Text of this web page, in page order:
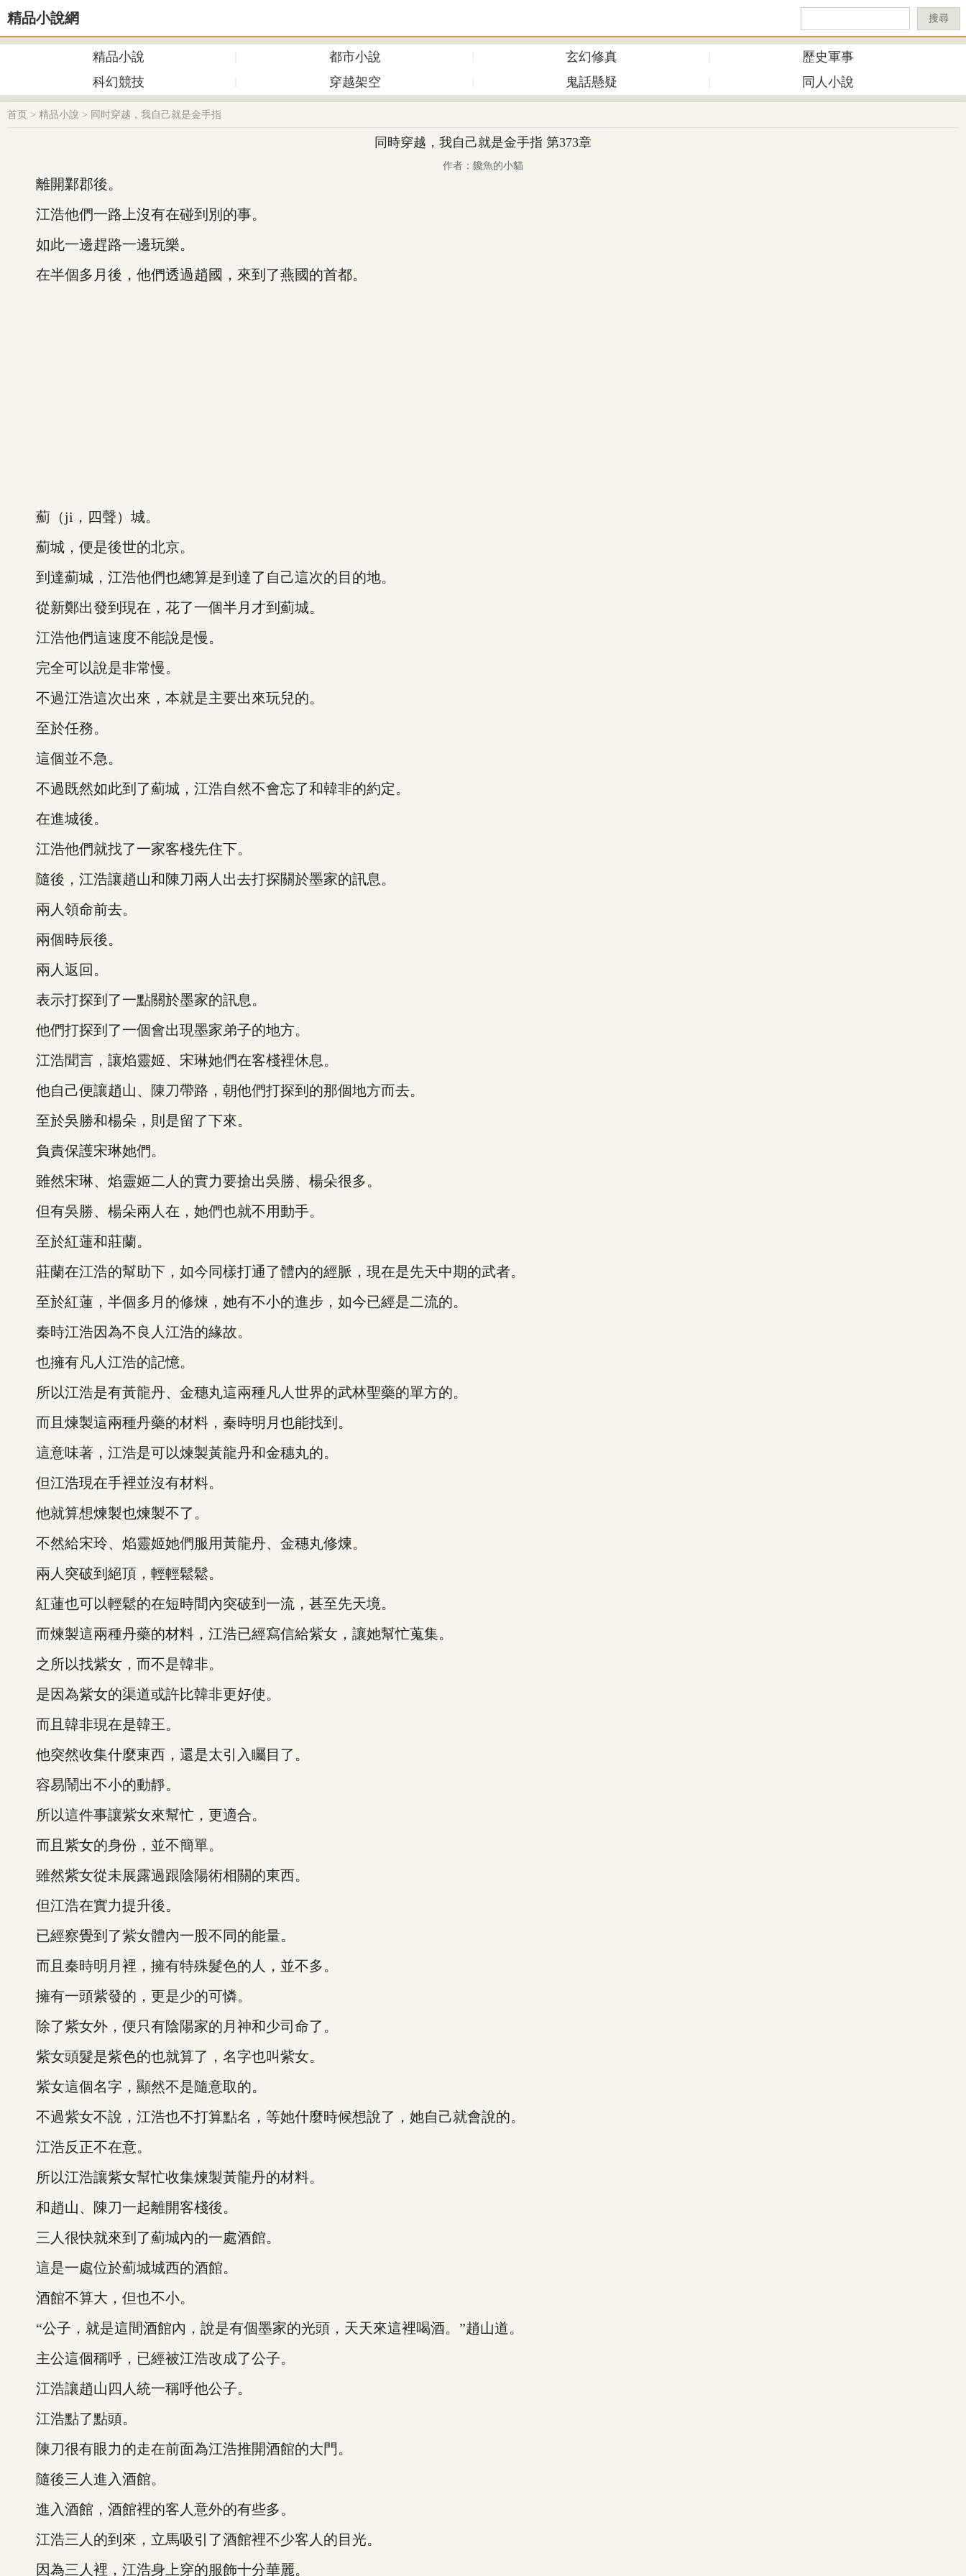
精品小說網 搜尋
精品小說 都市小說 玄幻修真
歷史軍事
科幻競技
穿越架空 鬼話懸疑 同人小說
首页 > 精品小說 > 同时穿越，我自己就是金手指
同時穿越，我自己就是金手指 第373章
作者：饞魚的小貓
離開鄴郡後。
江浩他們一路上沒有在碰到別的事。
如此一邊趕路一邊玩樂。
在半個多月後，他們透過趙國，來到了燕國的首都。
薊（ji，四聲）城。
薊城，便是後世的北京。
到達薊城，江浩他們也總算是到達了自己這次的目的地。
從新鄭出發到現在，花了一個半月才到薊城。
江浩他們這速度不能說是慢。
完全可以說是非常慢。
不過江浩這次出來，本就是主要出來玩兒的。
至於任務。
這個並不急。
不過既然如此到了薊城，江浩自然不會忘了和韓非的約定。
在進城後。
江浩他們就找了一家客棧先住下。
隨後，江浩讓趙山和陳刀兩人出去打探關於墨家的訊息。
兩人領命前去。
兩個時辰後。
兩人返回。
表示打探到了一點關於墨家的訊息。
他們打探到了一個會出現墨家弟子的地方。
江浩聞言，讓焰靈姬、宋琳她們在客棧裡休息。
他自己便讓趙山、陳刀帶路，朝他們打探到的那個地方而去。
至於吳勝和楊朵，則是留了下來。
負責保護宋琳她們。
雖然宋琳、焰靈姬二人的實力要搶出吳勝、楊朵很多。
但有吳勝、楊朵兩人在，她們也就不用動手。
至於紅蓮和莊蘭。
莊蘭在江浩的幫助下，如今同樣打通了體內的經脈，現在是先天中期的武者。
至於紅蓮，半個多月的修煉，她有不小的進步，如今已經是二流的。
秦時江浩因為不良人江浩的緣故。
也擁有凡人江浩的記憶。
所以江浩是有黃龍丹、金穗丸這兩種凡人世界的武林聖藥的單方的。
而且煉製這兩種丹藥的材料，秦時明月也能找到。
這意味著，江浩是可以煉製黃龍丹和金穗丸的。
但江浩現在手裡並沒有材料。
他就算想煉製也煉製不了。
不然給宋玲、焰靈姬她們服用黃龍丹、金穗丸修煉。
兩人突破到絕頂，輕輕鬆鬆。
紅蓮也可以輕鬆的在短時間內突破到一流，甚至先天境。
而煉製這兩種丹藥的材料，江浩已經寫信給紫女，讓她幫忙蒐集。
之所以找紫女，而不是韓非。
是因為紫女的渠道或許比韓非更好使。
而且韓非現在是韓王。
他突然收集什麼東西，還是太引入矚目了。
容易鬧出不小的動靜。
所以這件事讓紫女來幫忙，更適合。
而且紫女的身份，並不簡單。
雖然紫女從未展露過跟陰陽術相關的東西。
但江浩在實力提升後。
已經察覺到了紫女體內一股不同的能量。
而且秦時明月裡，擁有特殊髮色的人，並不多。
擁有一頭紫發的，更是少的可憐。
除了紫女外，便只有陰陽家的月神和少司命了。
紫女頭髮是紫色的也就算了，名字也叫紫女。
紫女這個名字，顯然不是隨意取的。
不過紫女不說，江浩也不打算點名，等她什麼時候想說了，她自己就會說的。
江浩反正不在意。
所以江浩讓紫女幫忙收集煉製黃龍丹的材料。
和趙山、陳刀一起離開客棧後。
三人很快就來到了薊城內的一處酒館。
這是一處位於薊城城西的酒館。
酒館不算大，但也不小。
“公子，就是這間酒館內，說是有個墨家的光頭，天天來這裡喝酒。”趙山道。
主公這個稱呼，已經被江浩改成了公子。
江浩讓趙山四人統一稱呼他公子。
江浩點了點頭。
陳刀很有眼力的走在前面為江浩推開酒館的大門。
隨後三人進入酒館。
進入酒館，酒館裡的客人意外的有些多。
江浩三人的到來，立馬吸引了酒館裡不少客人的目光。
因為三人裡，江浩身上穿的服飾十分華麗。